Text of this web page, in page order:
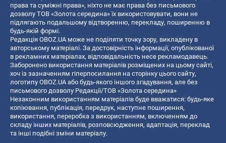
права та суміжні права», ніхто не має права без письмового
дозволу ТОВ «Золота середина» їх використовувати, вони не
підлягають подальшому відтворенню, перекладу, поширенню в
будь-якій формі.
Редакція OBOZ.UA може не поділяти точку зору, викладену в
авторському матеріалі. За достовірність інформації, опублікованої
в рекламних матеріалах, відповідальність несе рекламодавець.
Заборонено використання матеріалів розміщених на цьому сайті,
хоч із зазначенням гіперпосилання на сторінку цього сайту,
логотипу OBOZ.UA або будь-якого іншого згадування, але без
письмового дозволу Редакції/ТОВ «Золота середина»
Незаконним використанням матеріалів буде вважатися: будь-яке
копiювання, публiкацiя, передрук, наступне поширення,
використання, переробка з використанням, включенням до
складу інших матеріалів, розповсюдження, адаптація, переклад
та інші подібні зміни матеріалу.